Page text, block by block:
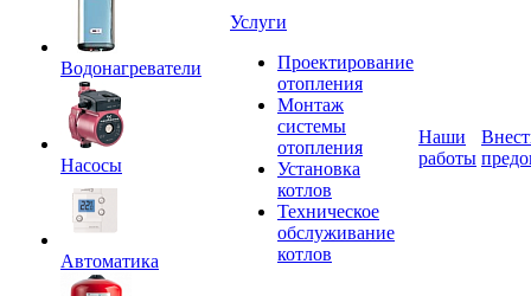
Водонагреватели
Насосы
Автоматика
Услуги
Проектирование
отопления
Монтаж
системы
отопления
Установка
котлов
Техническое
обслуживание
котлов
Наши
работы